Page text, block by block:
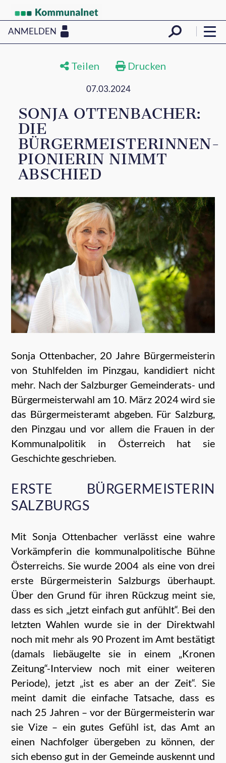
ANMELDEN
Teilen Drucken
07.03.2024
SONJA OTTENBACHER:
DIE
BÜRGERMEISTERINNEN-
PIONIERIN NIMMT
ABSCHIED
Sonja Ottenbacher, 20 Jahre Bürgermeisterin
von Stuhlfelden im Pinzgau, kandidiert nicht
mehr. Nach der Salzburger Gemeinderats- und
Bürgermeisterwahl am 10. März 2024 wird sie
das Bürgermeisteramt abgeben. Für Salzburg,
den Pinzgau und vor allem die Frauen in der
Kommunalpolitik in Österreich hat sie
Geschichte geschrieben.
ERSTE BÜRGERMEISTERIN
SALZBURGS
Mit Sonja Ottenbacher verlässt eine wahre
Vorkämpferin die kommunalpolitische Bühne
Österreichs. Sie wurde 2004 als eine von drei
erste Bürgermeisterin Salzburgs überhaupt.
Über den Grund für ihren Rückzug meint sie,
dass es sich „jetzt einfach gut anfühlt“. Bei den
letzten Wahlen wurde sie in der Direktwahl
noch mit mehr als 90 Prozent im Amt bestätigt
(damals liebäugelte sie in einem „Kronen
Zeitung“-Interview noch mit einer weiteren
Periode), jetzt „ist es aber an der Zeit“. Sie
meint damit die einfache Tatsache, dass es
nach 25 Jahren – vor der Bürgermeisterin war
sie Vize – ein gutes Gefühl ist, das Amt an
einen Nachfolger übergeben zu können, der
sich ebenso gut in der Gemeinde auskennt und